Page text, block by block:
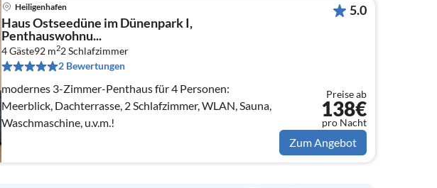
Heiligenhafen
Haus Ostseedüne im Dünenpark I,
Penthauswohnu...
4 Gäste92 m22Schlafzimmer
2 Bewertungen
modernes 3-Zimmer-Penthaus für 4 Personen:
Meerblick, Dachterrasse, 2 Schlafzimmer, WLAN, Sauna,
Waschmaschine, u.v.m.!
5.0
Preise ab
138€
pro Nacht
Zum Angebot